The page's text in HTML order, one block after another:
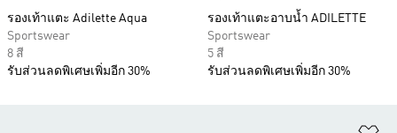
รองเท้าแตะ Adilette Aqua
Sportswear
8 สี
รับส่วนลดพิเศษเพิ่มอีก 30%
รองเท้าแตะอาบน้ำ ADILETTE
Sportswear
5 สี
รับส่วนลดพิเศษเพิ่มอีก 30%